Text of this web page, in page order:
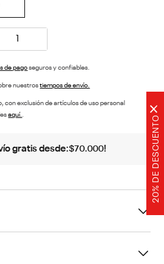
20% DE DESCUENTO
×
de pagoseguros y confiables.
nuestrostiempos de envío.
con exclusión de artículos de uso personal
aquí..
gratis desde:$70.000!